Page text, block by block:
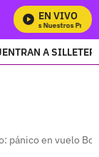
EN VIVO
Mira Todos Nuestros
A
pánico en vuelo